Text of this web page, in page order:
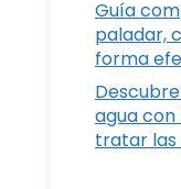
Guía
paladar,
forma
agua
tratar las